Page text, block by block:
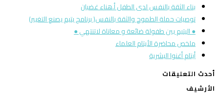
بناء الثقة بالنفس لدى الطفل أ.هناء غضبان
توصيات حملة الطموح والثقة بالنفس( برنامج يتيم يصنع التغيير)
● اليتيم بين طفولة ضائعة و معاناة لاتنتهي ●
ملخص محاضرة الأيتام العلماء
أيتام أغنوا البشرية
أحدث التعليقات
الأرشيف